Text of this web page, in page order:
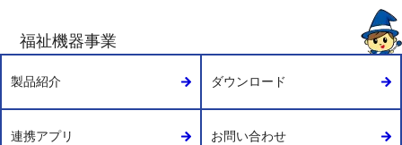
福祉機器事業
製品紹介 ダウンロード
連携アプリ お問い合わせ